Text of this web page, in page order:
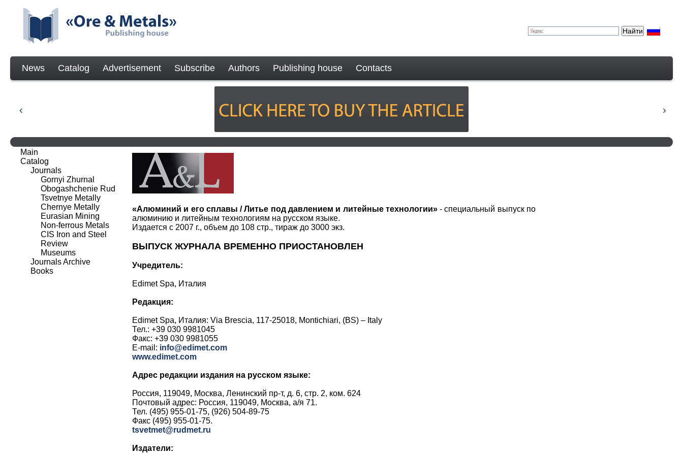
News Catalog Advertisement Subscribe Authors Publishing house Contacts
«Алюминий и его сплавы / Литье под давлением и литейные технологии»- специальный выпуск по
алюминию и литейным технологиям на русском языке.
Издается с 2007 г., объем до 108 стр., тираж до 3000 экз.
ВЫПУСК ЖУРНАЛА ВРЕМЕННО ПРИОСТАНОВЛЕН
Учредитель:
Edimet Spa, Италия
Редакция:
Edimet Spa, Италия: Via Brescia, 117-25018, Montichiari, (BS) – Italy
Тел.: +39 030 9981045
Факс: +39 030 9981055
E-mail: info@edimet.com
www.edimet.com
Адрес редакции издания на русском языке:
Россия, 119049, Москва, Ленинский пр-т, д. 6, стр. 2, ком. 624
Почтовый адрес: Россия, 119049, Москва, а/я 71.
Тел. (495) 955-01-75, (926) 504-89-75
Факс (495) 955-01-75.
tsvetmet@rudmet.ru
Издатели:
Main
Catalog
Journals
Gornyi Zhurnal
Obogashchenie Rud
Tsvetnye Metally
Chernye Metally
Eurasian Mining
Non-ferrous Metals
CIS Iron and Steel
Review
Museums
Journals Archive
Books